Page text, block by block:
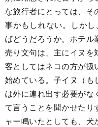
な旅行者にとっては、そ
事かもしれない。しか
ばどうだろうか。ホテル
売り文句は、主にイヌを
客としてはネコの方が扱
始めている。子イヌ（も
は外に連れ出す必要がな
て言うことを聞かせたり
ャー鳴いたとしても、